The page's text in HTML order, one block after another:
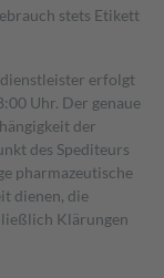
stets Etikett
erfolgt
Uhr. Der genaue
der
des Spediteurs
pharmazeutische
dienen, die
Klärungen